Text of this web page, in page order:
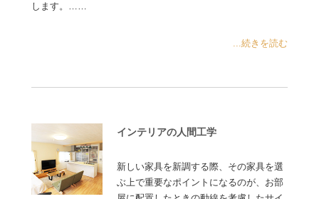
します。……
...続きを読む
インテリアの人間工学
新しい家具を新調する際、その家具を選
ぶ上で重要なポイントになるのが、お部